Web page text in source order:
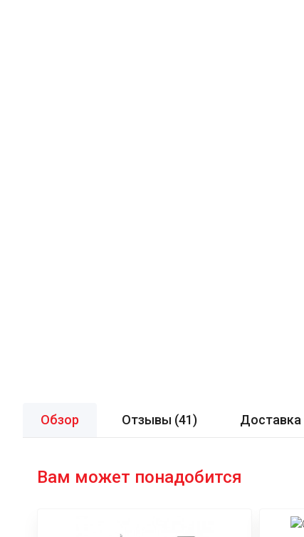
Обзор Отзывы (41) Доставка
Вам может понадобится